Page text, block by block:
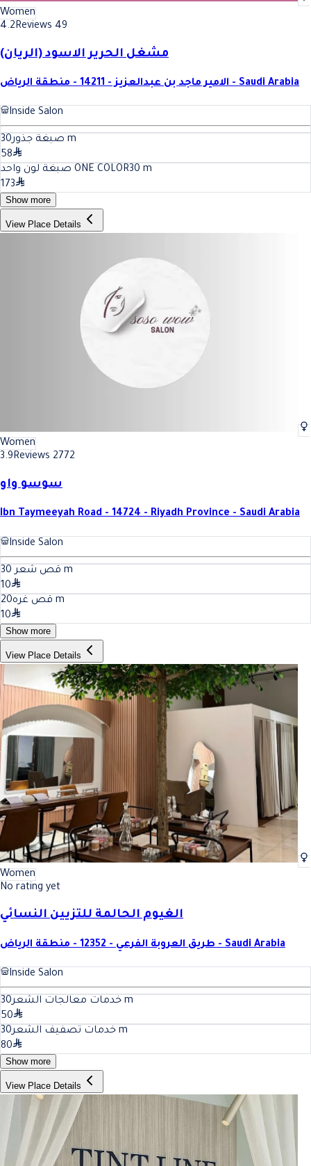
Women
4.2Reviews 49
مشغل الحرير الاسود (الريان)
الامير ماجد بن عبدالعزيز - 14211 - منطقة الرياض - Saudi Arabia
Inside Salon
صبغة جذور30
m
58
صبغة لون واحد ONE COLOR30 m
173
Show more
View Place Details
Women
3.9Reviews 2772
سوسو واو
Ibn Taymeeyah Road - 14724 - Riyadh Province - Saudi Arabia
Inside Salon
قص شعر 30
m
10
قص غره20
m
10
Show more
View Place Details
Women
No rating yet
الغيوم الحالمة للتزيين النسائي
طريق العروبة الفرعي - 12352 - منطقة الرياض - Saudi Arabia
Inside Salon
خدمات معالجات الشعر30
m
50
خدمات تصفيف الشعر30
m
80
Show more
View Place Details